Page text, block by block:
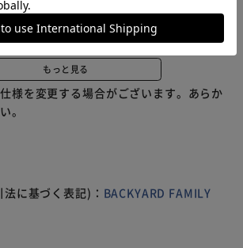
活感を感じさせずにキレイな空間を演
シンプルデザイン】 内側に窪んだフチ
ちをガード。中のゴミを見えにくくし
乱さない♪ 【スリム＆省スペース】 ベ
下スペースなど、ちょっとした隙間空間
な長方形デザイン。 【お手入れもゴミ
ンナーボックスにポリ袋をセットし、
ーシックカラー。リビングにはもちろ
タリールームにも最適。
もっと見る
様を変更する場合がございます。あらか
。
に基づく表記)： BACKYARD FAMILY